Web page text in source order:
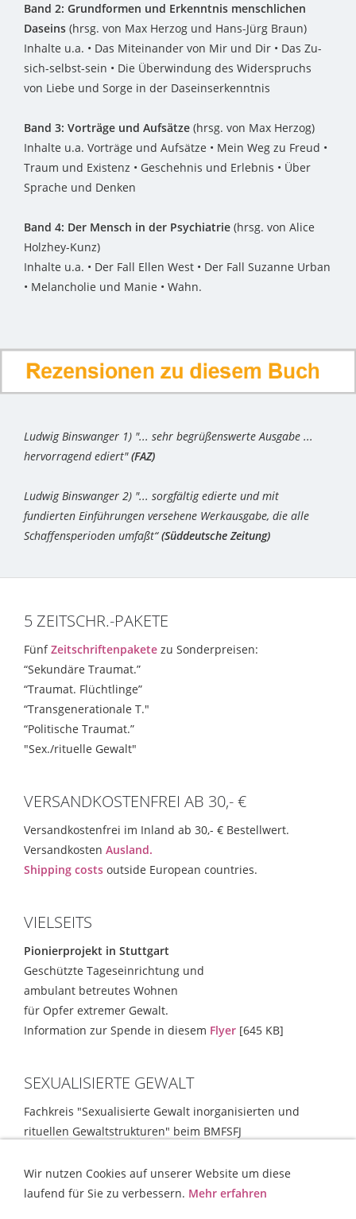
Band 2: Grundformen und Erkenntnis menschlichen
Daseins (hrsg. von Max Herzog und Hans-Jürg Braun)
Inhalte u.a. • Das Miteinander von Mir und Dir • Das Zu-
sich-selbst-sein • Die Überwindung des Widerspruchs
von Liebe und Sorge in der Daseinserkenntnis
Band 3: Vorträge und Aufsätze (hrsg. von Max Herzog)
Inhalte u.a. Vorträge und Aufsätze • Mein Weg zu Freud •
Traum und Existenz • Geschehnis und Erlebnis • Über
Sprache und Denken
Band 4: Der Mensch in der Psychiatrie (hrsg. von Alice
Holzhey-Kunz)
Inhalte u.a. • Der Fall Ellen West • Der Fall Suzanne Urban
• Melancholie und Manie • Wahn.
Ludwig Binswanger 1) "... sehr begrüßenswerte Ausgabe ...
hervorragend ediert"(FAZ)
Ludwig Binswanger 2) "... sorgfältig edierte und mit
fundierten Einführungen versehene Werkausgabe, die alle
Schaffensperioden umfaßt“(Süddeutsche Zeitung)
5 ZEITSCHR.-PAKETE
FünfZeitschriftenpakete zu Sonderpreisen:
“Sekundäre Traumat.”
“Traumat. Flüchtlinge”
“Transgenerationale T."
“Politische Traumat.”
"Sex./rituelle Gewalt"
VERSANDKOSTENFREI AB 30,- €
Versandkostenfrei im Inland ab 30,- € Bestellwert.
Versandkosten Ausland.
Shipping costs outside European countries.
VIELSEITS
Pionierprojekt in Stuttgart
Geschützte Tageseinrichtung und
ambulant betreutes Wohnen
für Opfer extremer Gewalt.
Information zur Spende in diesem Flyer [645 KB]
SEXUALISIERTE GEWALT
Fachkreis "Sexualisierte Gewalt inorganisierten und
rituellen Gewaltstrukturen" beim BMFSFJ
Wir nutzen Cookies auf unserer Website um diese
laufend für Sie zu verbessern. Mehr erfahren